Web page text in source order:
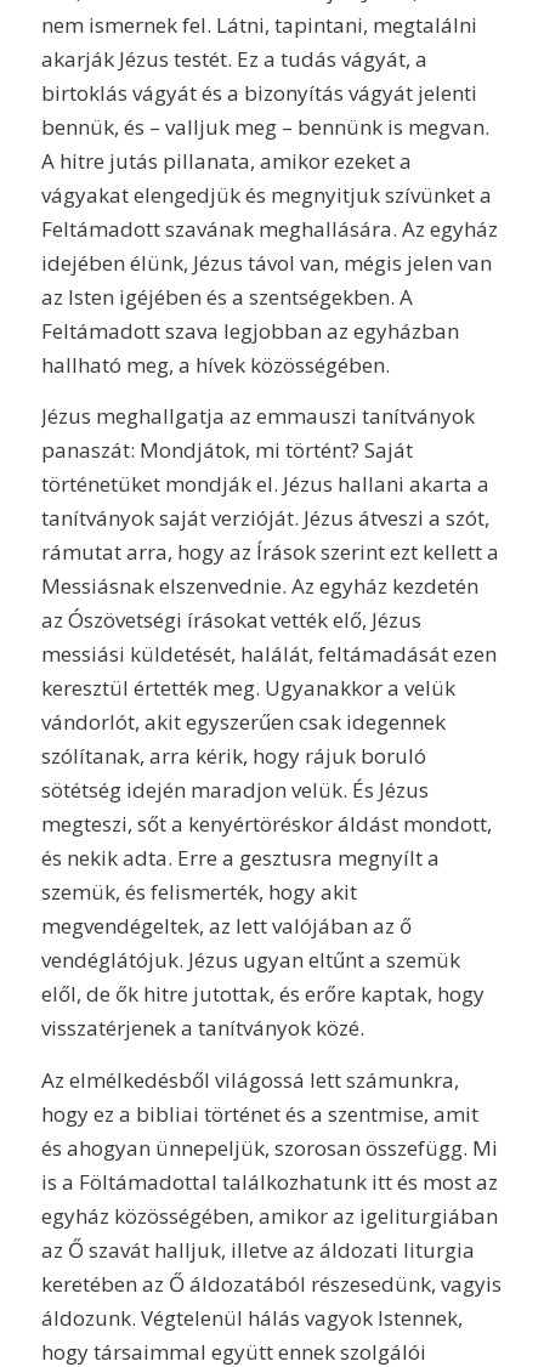
nem ismernek fel. Látni, tapintani, megtalálni
akarják Jézus testét. Ez a tudás vágyát, a
birtoklás vágyát és a bizonyítás vágyát jelenti
bennük, és – valljuk meg – bennünk is megvan.
A hitre jutás pillanata, amikor ezeket a
vágyakat elengedjük és megnyitjuk szívünket a
Feltámadott szavának meghallására. Az egyház
idejében élünk, Jézus távol van, mégis jelen van
az Isten igéjében és a szentségekben. A
Feltámadott szava legjobban az egyházban
hallható meg, a hívek közösségében.
Jézus meghallgatja az emmauszi tanítványok
panaszát: Mondjátok, mi történt? Saját
történetüket mondják el. Jézus hallani akarta a
tanítványok saját verzióját. Jézus átveszi a szót,
rámutat arra, hogy az Írások szerint ezt kellett a
Messiásnak elszenvednie. Az egyház kezdetén
az Ószövetségi írásokat vették elő, Jézus
messiási küldetését, halálát, feltámadását ezen
keresztül értették meg. Ugyanakkor a velük
vándorlót, akit egyszerűen csak idegennek
szólítanak, arra kérik, hogy rájuk boruló
sötétség idején maradjon velük. És Jézus
megteszi, sőt a kenyértöréskor áldást mondott,
és nekik adta. Erre a gesztusra megnyílt a
szemük, és felismerték, hogy akit
megvendégeltek, az lett valójában az ő
vendéglátójuk. Jézus ugyan eltűnt a szemük
elől, de ők hitre jutottak, és erőre kaptak, hogy
visszatérjenek a tanítványok közé.
Az elmélkedésből világossá lett számunkra,
hogy ez a bibliai történet és a szentmise, amit
és ahogyan ünnepeljük, szorosan összefügg. Mi
is a Föltámadottal találkozhatunk itt és most az
egyház közösségében, amikor az igeliturgiában
az Ő szavát halljuk, illetve az áldozati liturgia
keretében az Ő áldozatából részesedünk, vagyis
áldozunk. Végtelenül hálás vagyok Istennek,
hogy társaimmal együtt ennek szolgálói